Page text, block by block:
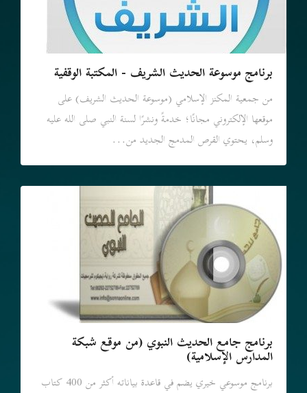
برنامج موسوعة الحديث الشريف - المكتبة الوقفية
من جمعية المكنز الإسلامي (موسوعة الحديث الشريف) على
موقعها الإلكتروني مجانًا؛ خدمةً ونشرًا لسنة النبي صلى الله عليه
وسلم، يحتوي القرص المدمج الجديد من...
برنامج جامع الحديث النبوي (من موقع شبكة
المدارس الإسلامية)
برنامج موسوعي خيري يضم في قاعدة بياناته أكثر من 400 كتاب